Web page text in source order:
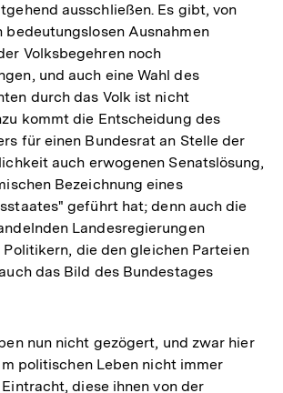
ausschließen. Es gibt, von
Ausnahmen
Volksbegehren noch
und auch eine Wahl des
durch das Volk ist nicht
kommt die Entscheidung des
für einen Bundesrat an Stelle der
auch erwogenen Senatslösung,
Bezeichnung eines
geführt hat; denn auch die
Landesregierungen
Politikern, die den gleichen Parteien
das Bild des Bundestages
nun nicht gezögert, und zwar hier
politischen Leben nicht immer
diese ihnen von der